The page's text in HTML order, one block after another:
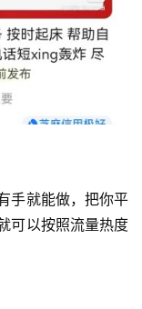
手就能做，把你平
可以按照流量热度